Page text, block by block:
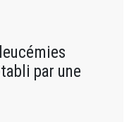
par une